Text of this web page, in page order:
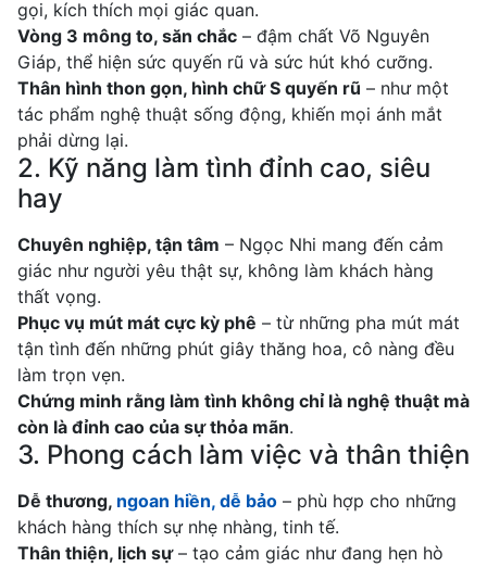
gọi, kích thích mọi giác quan.
Vòng 3 mông to, săn chắc – đậm chất Võ Nguyên
Giáp, thể hiện sức quyến rũ và sức hút khó cưỡng.
Thân hình thon gọn, hình chữ S quyến rũ – như một
tác phẩm nghệ thuật sống động, khiến mọi ánh mắt
phải dừng lại.
2. Kỹ năng làm tình đỉnh cao, siêu
hay
Chuyên nghiệp, tận tâm – Ngọc Nhi mang đến cảm
giác như người yêu thật sự, không làm khách hàng
thất vọng.
Phục vụ mút mát cực kỳ phê – từ những pha mút mát
tận tình đến những phút giây thăng hoa, cô nàng đều
làm trọn vẹn.
Chứng minh rằng làm tình không chỉ là nghệ thuật mà
còn là đỉnh cao của sự thỏa mãn.
3. Phong cách làm việc và thân thiện
Dễ thương, ngoan hiền, dễ bảo – phù hợp cho những
khách hàng thích sự nhẹ nhàng, tinh tế.
Thân thiện, lịch sự– tạo cảm giác như đang hẹn hò